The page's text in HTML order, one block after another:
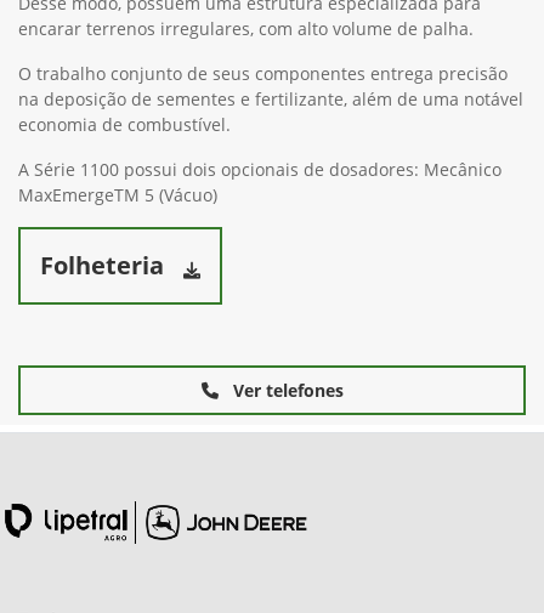
encarar terrenos irregulares, com alto volume de palha.
O trabalho conjunto de seus componentes entrega precisão
na deposição de sementes e fertilizante, além de uma notável
economia de combustível.
A Série 1100 possui dois opcionais de dosadores: Mecânico
MaxEmergeTM 5 (Vácuo)
Folheteria
Ver telefones